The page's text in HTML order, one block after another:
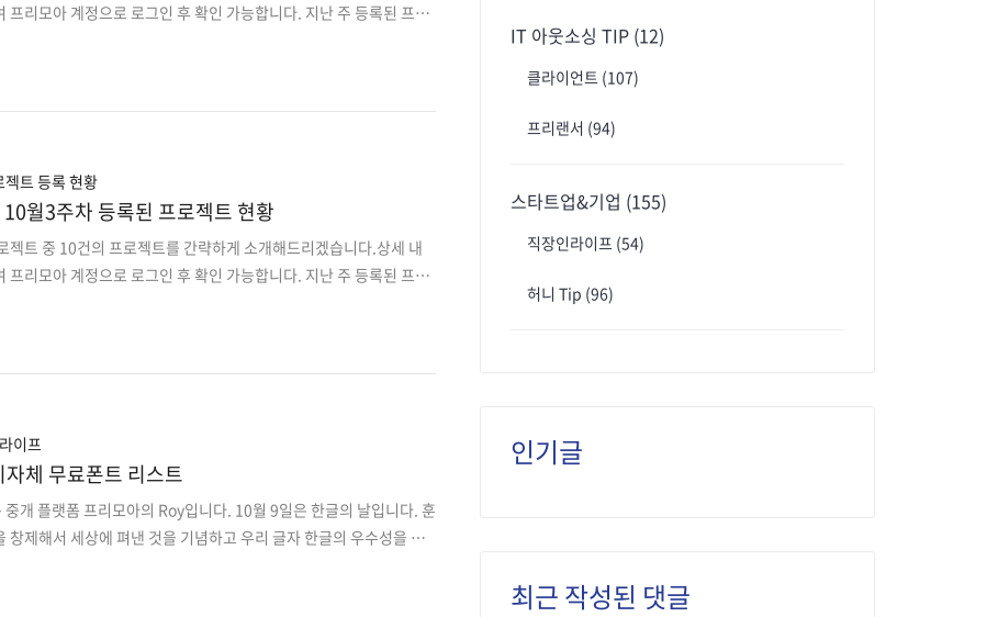
프리모아 계정으로 로그인 후 확인 가능합니다. 지난 주 등록된 프로
는 이 전 프로젝트는 사이트에서 원하는 분야로 검색하여 마감순으
기반..
트 등록 현황
월3주차 등록된 프로젝트 현황
젝트 중 10건의 프로젝트를 간략하게 소개해드리겠습니다.상세 내
프리모아 계정으로 로그인 후 확인 가능합니다. 지난 주 등록된 프로
는 이 전 프로젝트는 사이트에서 원하는 분야로 검색하여 마감순으
병원 인트라넷 웹서비스..
이프
체 무료폰트 리스트
개 플랫폼 프리모아의 Roy입니다. 10월 9일은 한글의 날입니다. 훈
창제해서 세상에 펴낸 것을 기념하고 우리 글자 한글의 우수성을 기
한글의 소중함을 다시 느끼게 해주는 날인 것 같습니다. 한글의날 기
IT 아웃소싱 TIP (12)
클라이언트 (107)
프리랜서 (94)
스타트업&기업 (155)
직장인라이프 (54)
허니 Tip (96)
인기글
최근 작성된 댓글